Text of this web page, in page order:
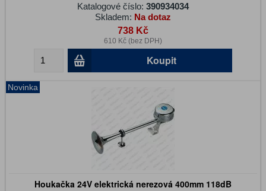
Katalogové číslo: 390934034
Skladem: Na dotaz
738 Kč
610 Kč (bez DPH)
Koupit
Novinka
Houkačka 24V elektrická nerezová 400mm 118dB